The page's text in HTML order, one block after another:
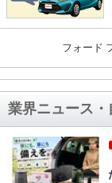
フォード
業界ニュース